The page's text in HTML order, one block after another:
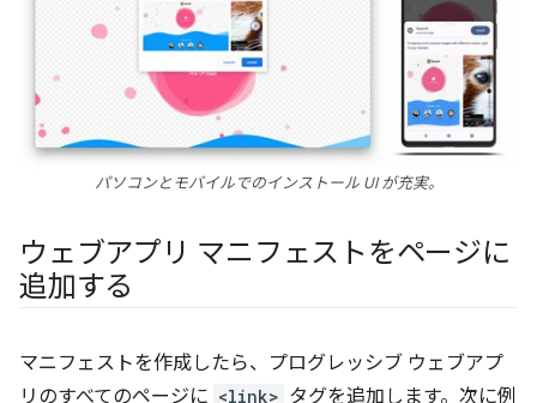
パソコンとモバイルでのインストール UI が充実。
ウェブアプリ マニフェストをページに
追加する
マニフェストを作成したら、プログレッシブ ウェブアプ
リのすべてのページに <link> タグを追加します。次に例